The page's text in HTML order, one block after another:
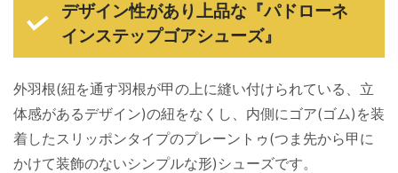
デザイン性があり上品な『パドローネ
インステップゴアシューズ』
外羽根(紐を通す羽根が甲の上に縫い付けられている、立
体感があるデザイン)の紐をなくし、内側にゴア(ゴム)を装
着したスリッポンタイプのプレーントゥ(つま先から甲に
かけて装飾のないシンプルな形)シューズです。